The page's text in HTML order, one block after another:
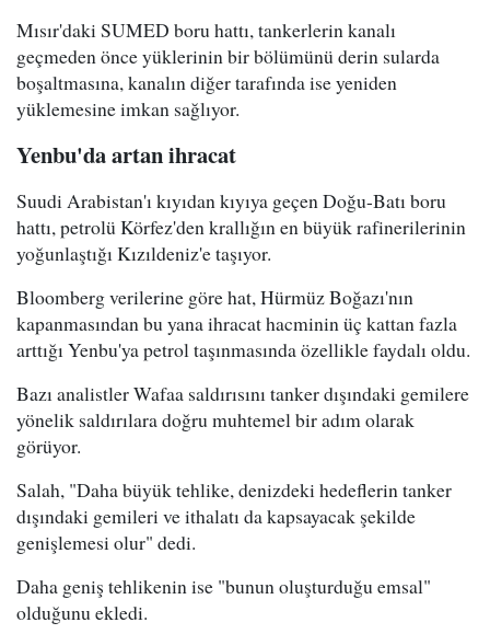
Mısır'daki SUMED boru hattı, tankerlerin kanalı
geçmeden önce yüklerinin bir bölümünü derin sularda
boşaltmasına, kanalın diğer tarafında ise yeniden
yüklemesine imkan sağlıyor.
Yenbu'da artan ihracat
Suudi Arabistan'ı kıyıdan kıyıya geçen Doğu-Batı boru
hattı, petrolü Körfez'den krallığın en büyük rafinerilerinin
yoğunlaştığı Kızıldeniz'e taşıyor.
Bloomberg verilerine göre hat, Hürmüz Boğazı'nın
kapanmasından bu yana ihracat hacminin üç kattan fazla
arttığı Yenbu'ya petrol taşınmasında özellikle faydalı oldu.
Bazı analistler Wafaa saldırısını tanker dışındaki gemilere
yönelik saldırılara doğru muhtemel bir adım olarak
görüyor.
Salah, "Daha büyük tehlike, denizdeki hedeflerin tanker
dışındaki gemileri ve ithalatı da kapsayacak şekilde
genişlemesi olur" dedi.
Daha geniş tehlikenin ise "bunun oluşturduğu emsal"
olduğunu ekledi.